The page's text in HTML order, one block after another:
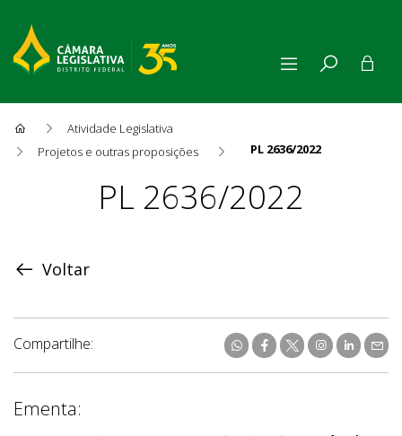
Atividade Legislativa
Projetos e outras proposições
PL 2636/2022
ProposiçãoPL 2636/2022
Voltar
Compartilhe:
Ementa: